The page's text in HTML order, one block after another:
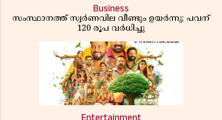
Business
സംസ്ഥാനത്ത് സ്വര്‍ണവില വീണ്ടും ഉയർന്നു; പവന്
120 രൂപ വര്‍ധിച്ചു